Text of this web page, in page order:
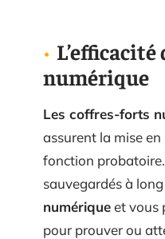
numérique
Les coffres-forts
assurent la mise en
fonction
sauvegardés à
numériqueet vous
pour prouver ou